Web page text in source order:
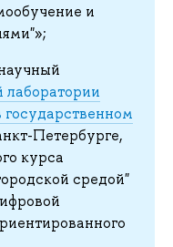
и
Петербурге,
курса
средой"